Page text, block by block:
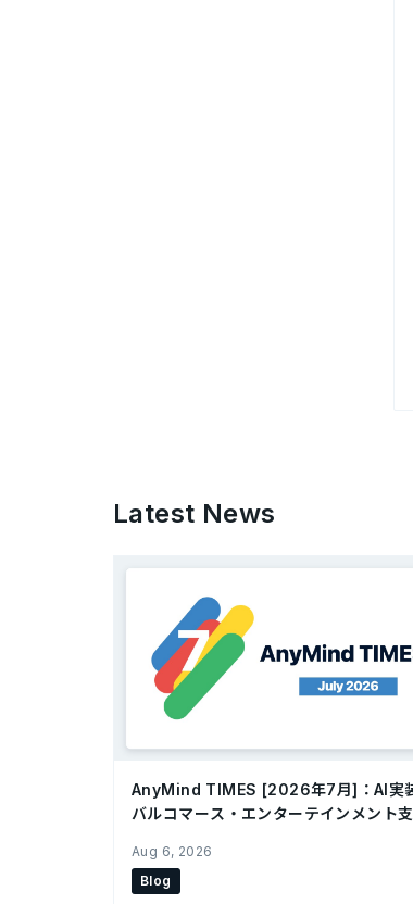
Latest News
AnyMind TIMES [2026年7月]：AI実
バルコマース・エンターテインメント
Aug 6, 2026
Blog